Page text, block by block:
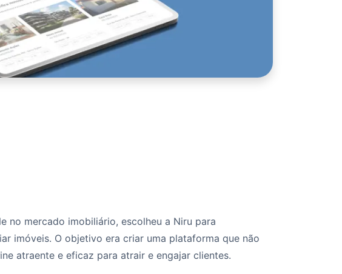
no mercado imobiliário, escolheu a Niru para
imóveis. O objetivo era criar uma plataforma que não
atraente e eficaz para atrair e engajar clientes.